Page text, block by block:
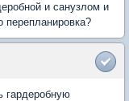
и санузлом и
перепланировка?
гардеробную